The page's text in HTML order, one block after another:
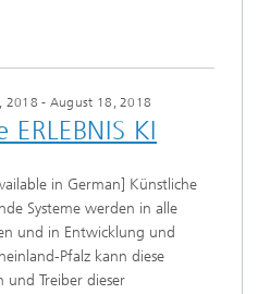
2018 - August 18, 2018
KI
in German] Künstliche
Systeme werden in alle
und in Entwicklung und
Pfalz kann diese
Treiber dieser